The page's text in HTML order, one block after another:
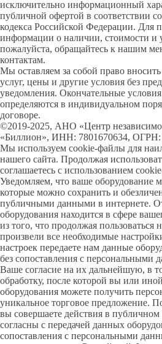
исключительно информационный
публичной офертой в соответствии
кодекса Российской Федерации. Для
информации о наличии, стоимости и
пожалуйста, обращайтесь к нашим
контактам.
Мы оставляем за собой право
услуг, цены и другие условия без
уведомления. Окончательные условия
определяются в индивидуальном
договоре.
©2019-2025, АНО «Центр
«Биллион», ИНН: 7801670634, ОГРН:
Мы используем cookie-файлы для
нашего сайта. Продолжая
соглашаетесь с использованием
Уведомляем, что ваше оборудование
которые можно сохранить и
публичными данными в интернете.
оборудования находится в сфере
из того, что продолжая
произвели все необходимые
настроек передаете нам данные
без сопоставления с персональными
Ваше согласие на их дальнейшую, в
обработку, после которой вы или
оборудования можете получить
уникальное торговое предложение.
вы совершаете действия в публичном
согласны с передачей данных
сопоставления с персональными